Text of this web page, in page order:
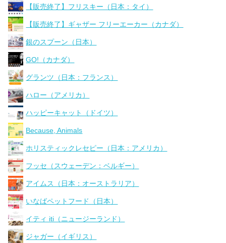
【販売終了】フリスキー（日本：タイ）
【販売終了】ギャザー フリーエーカー（カナダ）
銀のスプーン（日本）
GO!（カナダ）
グランツ（日本：フランス）
ハロー（アメリカ）
ハッピーキャット（ドイツ）
Because, Animals
ホリスティックレセピー（日本：アメリカ）
フッセ（スウェーデン：ベルギー）
アイムス（日本：オーストラリア）
いなばペットフード（日本）
イティ iti（ニュージーランド）
ジャガー（イギリス）